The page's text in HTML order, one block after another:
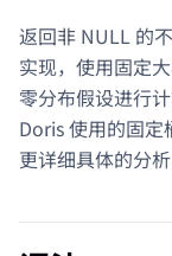
返回非 NULL 的
实现，使用固定
零分布假设进行
Doris 使用的固
更详细具体的分